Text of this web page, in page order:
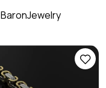
BaronJewelry